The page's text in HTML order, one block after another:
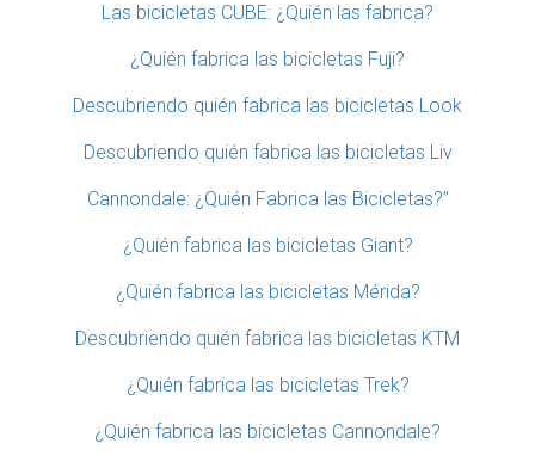
Las bicicletas CUBE: ¿Quién las fabrica?
¿Quién fabrica las bicicletas Fuji?
Descubriendo quién fabrica las bicicletas Look
Descubriendo quién fabrica las bicicletas Liv
Cannondale: ¿Quién Fabrica las Bicicletas?”
¿Quién fabrica las bicicletas Giant?
¿Quién fabrica las bicicletas Mérida?
Descubriendo quién fabrica las bicicletas KTM
¿Quién fabrica las bicicletas Trek?
¿Quién fabrica las bicicletas Cannondale?